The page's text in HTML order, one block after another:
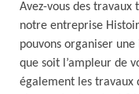
Avez-vous des travaux
notre entreprise
pouvons organiser
que soit l’ampleur de
également les travaux